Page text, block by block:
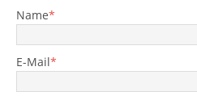
Name*
E-Mail*